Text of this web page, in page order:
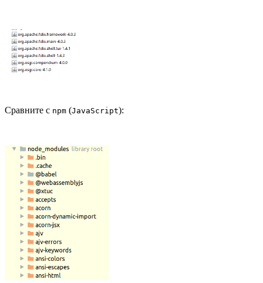
Сравните с npm (JavaScript):